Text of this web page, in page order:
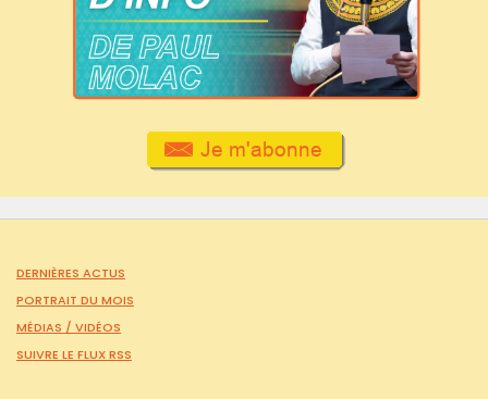
DERNIÈRES ACTUS
PORTRAIT DU MOIS
MÉDIAS / VIDÉOS
SUIVRE LE FLUX RSS